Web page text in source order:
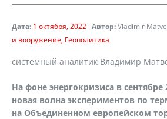
Дата: 1 октября, 2022 Автор:Vladimir
и вооружение Геополитика
системный аналитик Владимир
На фоне энергокризиса в сентябре
новая волна экспериментов по
на Объединенном европейском